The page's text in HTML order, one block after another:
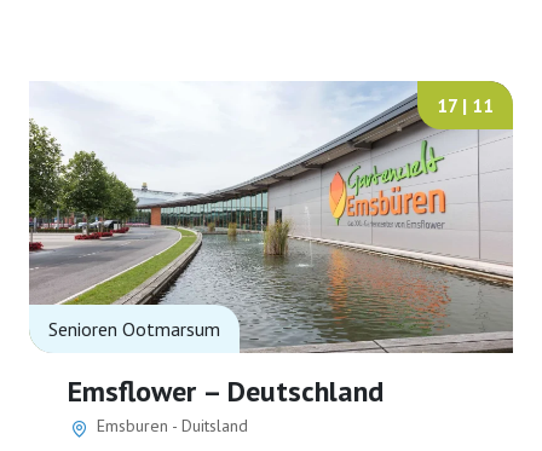
17 | 11
Senioren Ootmarsum
Emsflower – Deutschland
Emsburen - Duitsland